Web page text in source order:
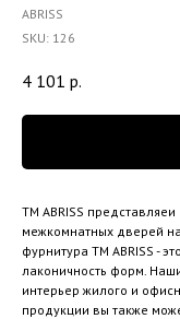
ABRISS
SKU: 126
4 101 р.
ТМ ABRISS
межкомнатных дверей
фурнитура ТМ ABRISS -
лаконичность форм.
интерьер жилого и
продукции вы также